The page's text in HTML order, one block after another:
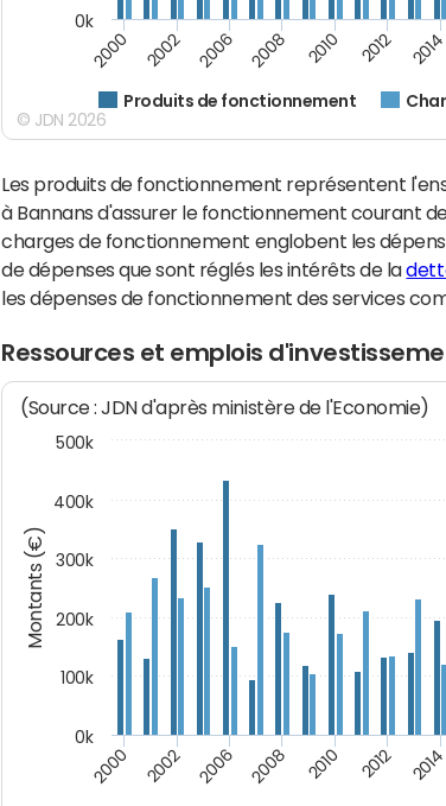
Produits de fonctionnement
2000 2002 2006 2008 2010 2012 2014
0k
© JDN 2026
Les produits de fonctionnement représentent
à Bannans d'assurer le fonctionnement courant
charges de fonctionnement englobent les
de dépenses que sont réglés les intérêts de la
les dépenses de fonctionnement des services
Ressources et emplois
Montants (€)
(Source : JDN d'après ministère de l'Economie)
2000 2002 2006 2008 2010 2012 2014
0k
100k
200k
300k
400k
500k